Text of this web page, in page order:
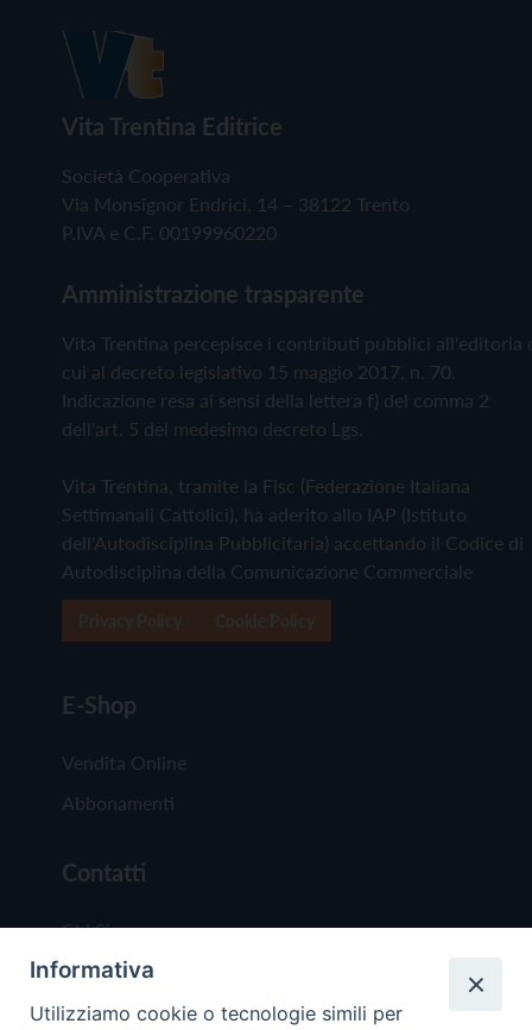
Vita Trentina Editrice
Società Cooperativa
Via Monsignor Endrici, 14 – 38122 Trento
P.IVA e C.F. 00199960220
Amministrazione trasparente
Vita Trentina percepisce i contributi pubblici all'editoria
cui al decreto legislativo 15 maggio 2017, n. 70.
Indicazione resa ai sensi della lettera f) del comma 2
dell'art. 5 del medesimo decreto Lgs.
Vita Trentina, tramite la Fisc (Federazione Italiana
Settimanali Cattolici), ha aderito allo IAP (Istituto
dell'Autodisciplina Pubblicitaria) accettando il Codice di
Autodisciplina della Comunicazione Commerciale
E-Shop
Vendita Online
Abbonamenti
Contatti
Chi Siamo
Redazione
Scrivici
Informativa
Utilizziamo cookie o tecnologie simili per